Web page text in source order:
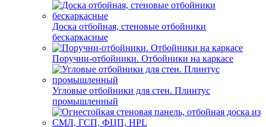
Доска отбойная, стеновые отбойники
бескаркасные
Поручни-отбойники. Отбойники на каркасе
Угловые отбойники для стен. Плинтус
промышленный